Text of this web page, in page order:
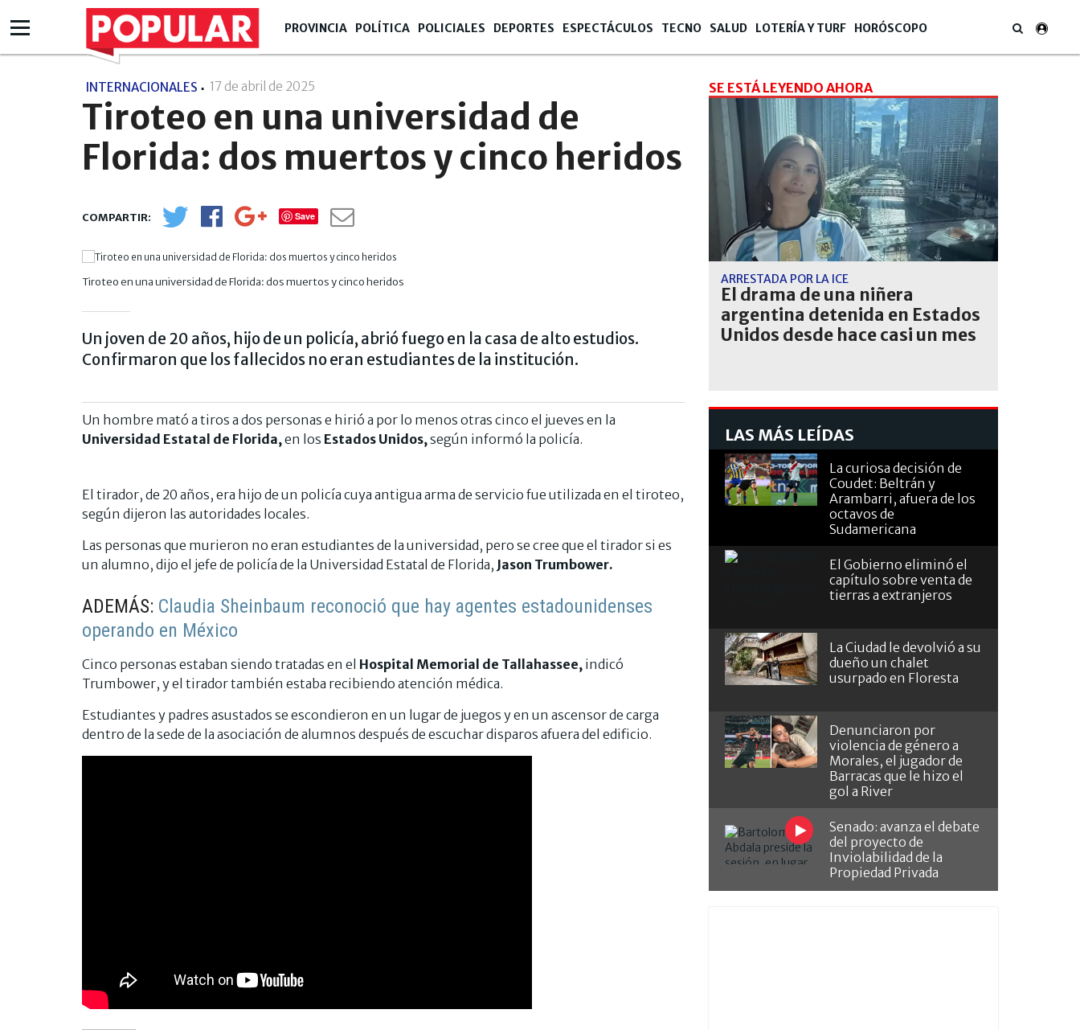
PROVINCIA POLÍTICA POLICIALES DEPORTES ESPECTÁCULOS TECNO SALUD LOTERÍA Y TURF HORÓSCOPO
INTERNACIONALES 17 de abril de 2025
Tiroteo en una universidad de
Florida: dos muertos y cinco heridos
Save
Tiroteo en una universidad de Florida: dos muertos y cinco heridos
Un joven de 20 años, hijo de un policía, abrió fuego en la casa de alto estudios.
Confirmaron que los fallecidos no eran estudiantes de la institución.
Un hombre mató a tiros a dos personas e hirió a por lo menos otras cinco el jueves en la
Universidad Estatal de Florida, en los Estados Unidos, según informó la policía.
El tirador, de 20 años, era hijo de un policía cuya antigua arma de servicio fue utilizada en el tiroteo,
según dijeron las autoridades locales.
Las personas que murieron no eran estudiantes de la universidad, pero se cree que el tirador si es
un alumno, dijo el jefe de policía de la Universidad Estatal de Florida, Jason Trumbower.
ADEMÁS: Claudia Sheinbaum reconoció que hay agentes estadounidenses
operando en México
Cinco personas estaban siendo tratadas en el Hospital Memorial de Tallahassee, indicó
Trumbower, y el tirador también estaba recibiendo atención médica.
Estudiantes y padres asustados se escondieron en un lugar de juegos y en un ascensor de carga
dentro de la sede de la asociación de alumnos después de escuchar disparos afuera del edificio.
SE ESTÁ LEYENDO AHORA
ARRESTADA POR LA ICE
El drama de una niñera
argentina detenida en Estados
Unidos desde hace casi un mes
LAS MÁS LEÍDAS
La curiosa decisión de
Coudet: Beltrán y
Arambarri, afuera de los
octavos de
Sudamericana
El Gobierno eliminó el
capítulo sobre venta de
tierras a extranjeros
La Ciudad le devolvió a su
dueño un chalet
usurpado en Floresta
Denunciaron por
violencia de género a
Morales, el jugador de
Barracas que le hizo el
gol a River
Senado: avanza el debate
del proyecto de
Inviolabilidad de la
Propiedad Privada